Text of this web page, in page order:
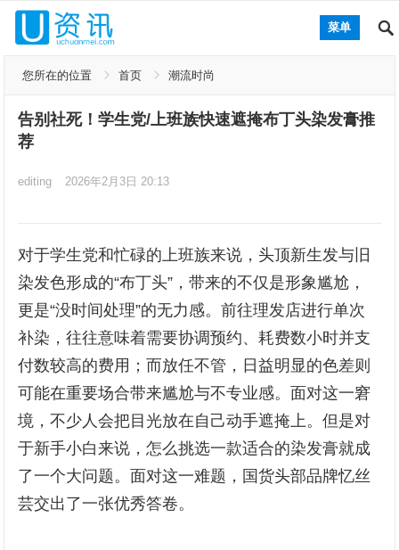
菜单
您所在的位置 首页 潮流时尚
告别社死！学生党/上班族快速遮掩布丁头染发膏推
荐
editing 2026年2月3日 20:13
对于学生党和忙碌的上班族来说，头顶新生发与旧
染发色形成的“布丁头”，带来的不仅是形象尴尬，
更是“没时间处理”的无力感。前往理发店进行单次
补染，往往意味着需要协调预约、耗费数小时并支
付数较高的费用；而放任不管，日益明显的色差则
可能在重要场合带来尴尬与不专业感。面对这一窘
境，不少人会把目光放在自己动手遮掩上。但是对
于新手小白来说，怎么挑选一款适合的染发膏就成
了一个大问题。面对这一难题，国货头部品牌忆丝
芸交出了一张优秀答卷。